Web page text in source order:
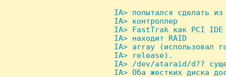
IA> попытался сделать
IA> контроллер
IA> FastTrak как PCI IDE
IA> находит RAID
IA> array (использовал
IA> release).
IA> /dev/ataraid/d??
IA> Оба жестких диска